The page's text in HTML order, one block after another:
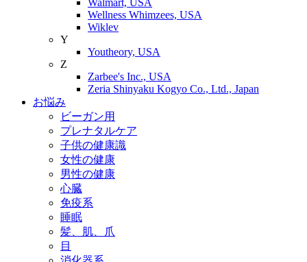
Wellness Whimzees, USA
Wiklev
Y
Youtheory, USA
Z
Zarbee's Inc., USA
Zeria Shinyaku Kogyo Co., Ltd., Japan
お悩み
ビーガン用
プレナタルケア
子供の健康識
女性の健康
男性の健康
心臓
免疫系
睡眠
髪、肌、爪
目